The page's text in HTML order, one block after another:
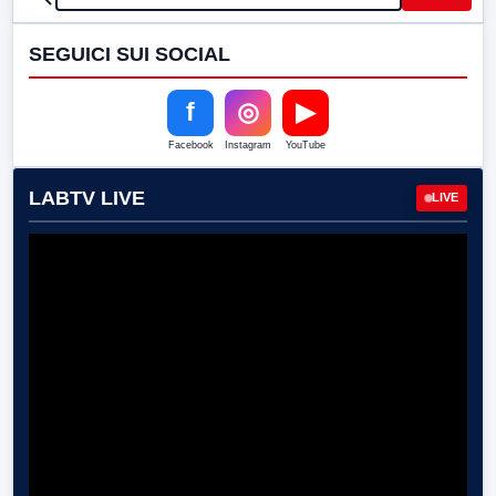
SEGUICI SUI SOCIAL
f
Facebook
◎
Instagram
▶
YouTube
LABTV LIVE LIVE